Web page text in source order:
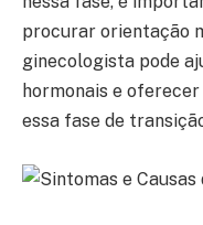
procurar orientação
ginecologista pode
hormonais e
essa fase de